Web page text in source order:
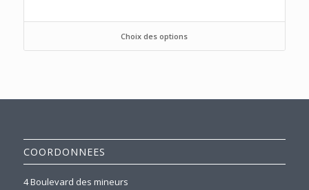
Choix des options
COORDONNEES
4 Boulevard des mineurs